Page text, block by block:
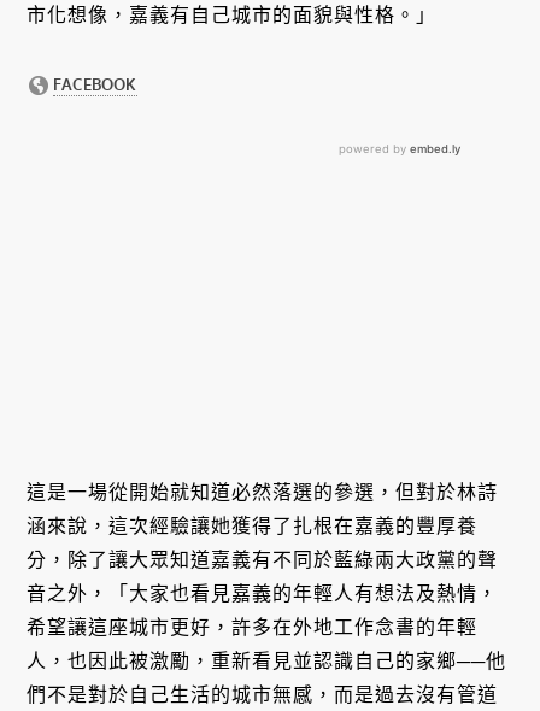
市化想像，嘉義有自己城市的面貌與性格。」
這是一場從開始就知道必然落選的參選，但對於林詩
涵來說，這次經驗讓她獲得了扎根在嘉義的豐厚養
分，除了讓大眾知道嘉義有不同於藍綠兩大政黨的聲
音之外，「大家也看見嘉義的年輕人有想法及熱情，
希望讓這座城市更好，許多在外地工作念書的年輕
人，也因此被激勵，重新看見並認識自己的家鄉──他
們不是對於自己生活的城市無感，而是過去沒有管道